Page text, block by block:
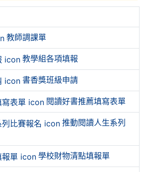
教師調課單
教學組各項填報
書香獎班級申請
閱讀好書推薦填寫表單
推動閱讀人生系列
學校財物清點填報單